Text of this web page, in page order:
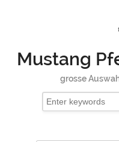
Mustang
grosse